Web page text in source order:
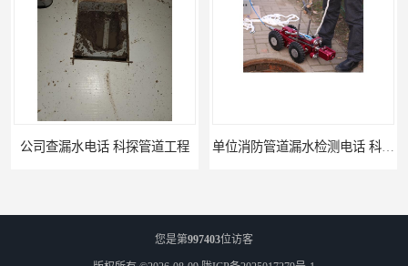
公司查漏水电话 科探管道工程 单位消防管道漏水检测电话 科探管道工程
您是第997403位访客